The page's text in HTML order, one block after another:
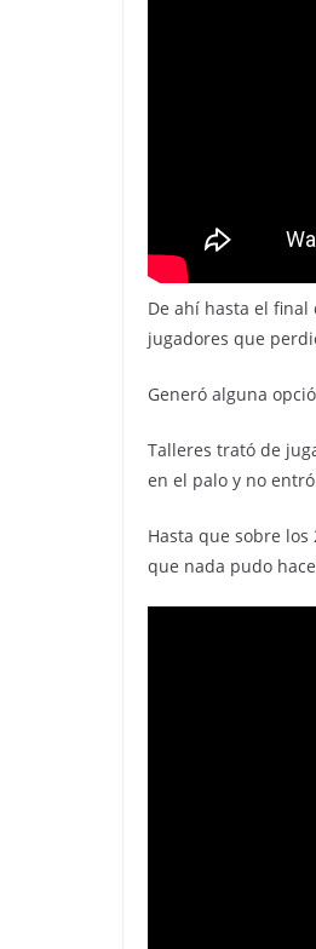
De ahí hasta el
jugadores que
Generó alguna
Talleres trató de
en el palo y no
Hasta que sobre
que nada pudo